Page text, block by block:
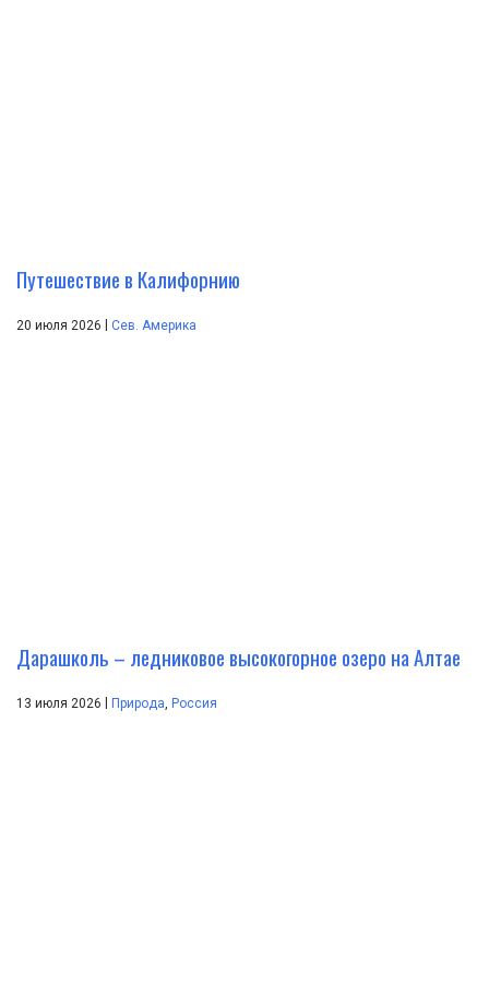
Путешествие в Калифорнию
20 июля 2026 Сев. Америка
Дарашколь – ледниковое высокогорное озеро на Алтае
13 июля 2026 Природа, Россия